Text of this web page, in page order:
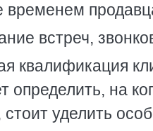
временем
встреч,
квалификация
определить, на
стоит уделить